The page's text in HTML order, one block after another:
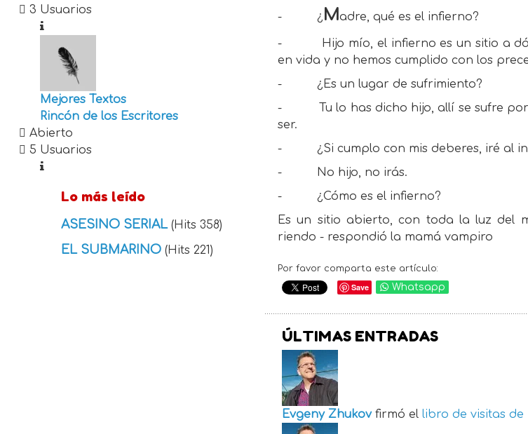
- ¿Madre, qué es el infierno?
-
Hijo mío, el infierno es un sitio a
en vida y no hemos cumplido con los
-
¿Es un lugar de sufrimiento?
-
Tu lo has dicho hijo, allí se sufre
ser.
-
¿Si cumplo con mis deberes, iré al
-
No hijo, no irás.
-
¿Cómo es el infierno?
Es un sitio abierto, con toda la luz del
riendo - respondió la mamá vampiro
Por favor comparta este artículo:
Save Whatsapp
ÚLTIMAS ENTRADAS
Evgeny Zhukov firmó el libro de visitas de
3 Usuarios
Mejores Textos
Rincón de los Escritores
Abierto
5 Usuarios
Lo más leído
ASESINO SERIAL (Hits 358)
EL SUBMARINO (Hits 221)